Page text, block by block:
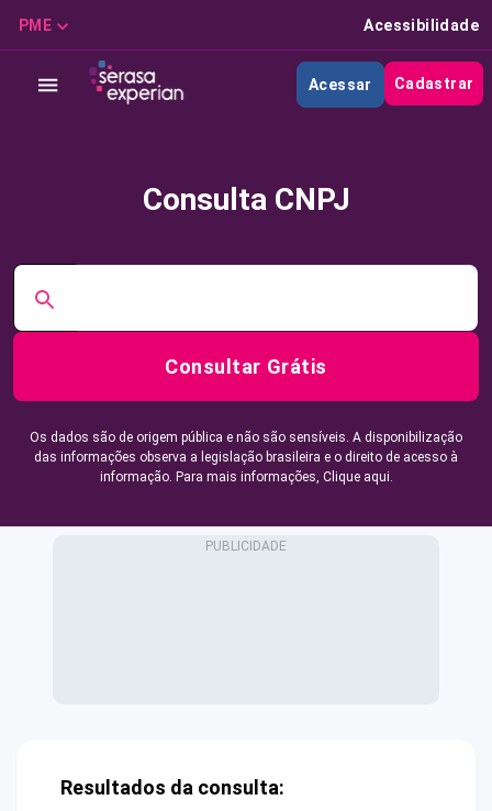
PME Acessibilidade
Acessar Cadastrar
Consulta CNPJ
Consultar Grátis
Os dados são de origem pública e não são sensíveis. A disponibilização
das informações observa a legislação brasileira e o direito de acesso à
informação. Para mais informações, Clique aqui.
Resultados da consulta: